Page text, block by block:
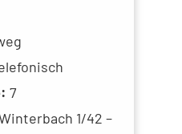
7
1/42 –